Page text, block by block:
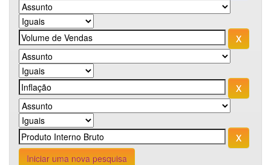
Iniciar uma nova pesquisa